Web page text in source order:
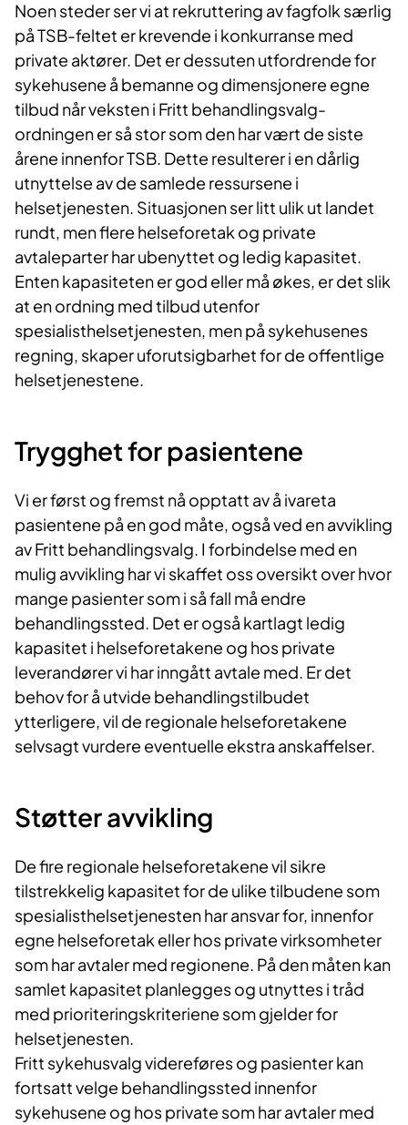
Noen steder ser vi at rekruttering av fagfolk særlig
på TSB-feltet er krevende i konkurranse med
private aktører. Det er dessuten utfordrende for
sykehusene å bemanne og dimensjonere egne
tilbud når veksten i Fritt behandlingsvalg-
ordningen er så stor som den har vært de siste
årene innenfor TSB. Dette resulterer i en dårlig
utnyttelse av de samlede ressursene i
helsetjenesten. Situasjonen ser litt ulik ut landet
rundt, men flere helseforetak og private
avtaleparter har ubenyttet og ledig kapasitet.
Enten kapasiteten er god eller må økes, er det slik
at en ordning med tilbud utenfor
spesialisthelsetjenesten, men på sykehusenes
regning, skaper uforutsigbarhet for de offentlige
helsetjenestene.
Trygghet for pasientene
Vi er først og fremst nå opptatt av å ivareta
pasientene på en god måte, også ved en avvikling
av Fritt behandlingsvalg. I forbindelse med en
mulig avvikling har vi skaffet oss oversikt over hvor
mange pasienter som i så fall må endre
behandlingssted. Det er også kartlagt ledig
kapasitet i helseforetakene og hos private
leverandører vi har inngått avtale med. Er det
behov for å utvide behandlingstilbudet
ytterligere, vil de regionale helseforetakene
selvsagt vurdere eventuelle ekstra anskaffelser.
Støtter avvikling
De fire regionale helseforetakene vil sikre
tilstrekkelig kapasitet for de ulike tilbudene som
spesialisthelsetjenesten har ansvar for, innenfor
egne helseforetak eller hos private virksomheter
som har avtaler med regionene. På den måten kan
samlet kapasitet planlegges og utnyttes i tråd
med prioriteringskriteriene som gjelder for
helsetjenesten.
Fritt sykehusvalg videreføres og pasienter kan
fortsatt velge behandlingssted innenfor
sykehusene og hos private som har avtaler med